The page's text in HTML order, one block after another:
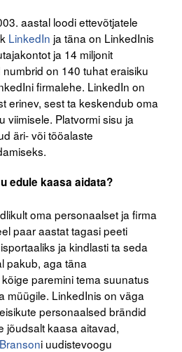
aastal loodi ettevõtjatele
LinkedIn ja täna on LinkedInis
ja 14 miljonit
on 140 tuhat eraisiku
firmalehe. LinkedIn on
erinev, sest ta keskendub oma
viimisele. Platvormi sisu ja
äri- või tööalaste
edule kaasa aidata?
oma personaalset ja firma
paar aastat tagasi peeti
ja kindlasti ta seda
pakub, aga täna
paremini tema suunatus
müügile. LinkedInis on väga
personaalsed brändid
jõudsalt kaasa aitavad,
i uudistevoogu